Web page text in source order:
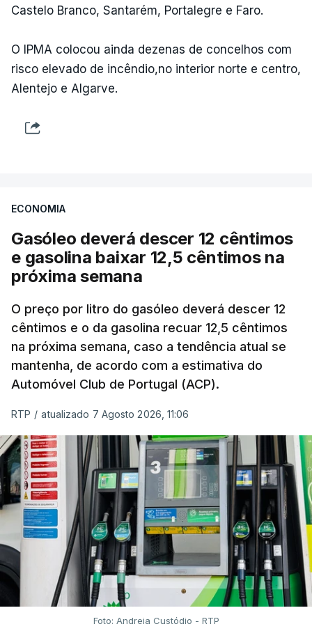
Castelo Branco, Santarém, Portalegre e Faro.
O IPMA colocou ainda dezenas de concelhos com
risco elevado de incêndio,no interior norte e centro,
Alentejo e Algarve.
ECONOMIA
Gasóleo deverá descer 12 cêntimos
e gasolina baixar 12,5 cêntimos na
próxima semana
O preço por litro do gasóleo deverá descer 12
cêntimos e o da gasolina recuar 12,5 cêntimos
na próxima semana, caso a tendência atual se
mantenha, de acordo com a estimativa do
Automóvel Club de Portugal (ACP).
RTP / atualizado 7 Agosto 2026, 11:06
Foto: Andreia Custódio - RTP